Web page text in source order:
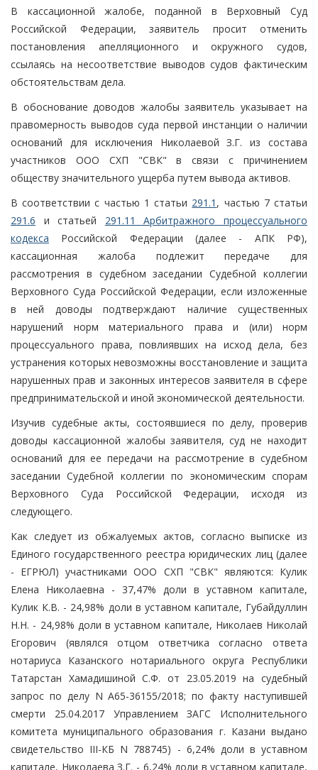
В кассационной жалобе, поданной в Верховный Суд
Российской Федерации, заявитель просит отменить
постановления апелляционного и окружного судов,
ссылаясь на несоответствие выводов судов фактическим
обстоятельствам дела.
В обоснование доводов жалобы заявитель указывает на
правомерность выводов суда первой инстанции о наличии
оснований для исключения Николаевой З.Г. из состава
участников ООО СХП "СВК" в связи с причинением
обществу значительного ущерба путем вывода активов.
В соответствии с частью 1 статьи 291.1 , частью 7 статьи
291.6 и статьей 291.11 Арбитражного процессуального
кодекса Российской Федерации (далее - АПК РФ),
кассационная жалоба подлежит передаче для
рассмотрения в судебном заседании Судебной коллегии
Верховного Суда Российской Федерации, если изложенные
в ней доводы подтверждают наличие существенных
нарушений норм материального права и (или) норм
процессуального права, повлиявших на исход дела, без
устранения которых невозможны восстановление и защита
нарушенных прав и законных интересов заявителя в сфере
предпринимательской и иной экономической деятельности.
Изучив судебные акты, состоявшиеся по делу, проверив
доводы кассационной жалобы заявителя, суд не находит
оснований для ее передачи на рассмотрение в судебном
заседании Судебной коллегии по экономическим спорам
Верховного Суда Российской Федерации, исходя из
следующего.
Как следует из обжалуемых актов, согласно выписке из
Единого государственного реестра юридических лиц (далее
- ЕГРЮЛ) участниками ООО СХП "СВК" являются: Кулик
Елена Николаевна - 37,47% доли в уставном капитале,
Кулик К.В. - 24,98% доли в уставном капитале, Губайдуллин
Н.Н. - 24,98% доли в уставном капитале, Николаев Николай
Егорович (являлся отцом ответчика согласно ответа
нотариуса Казанского нотариального округа Республики
Татарстан Хамадишиной С.Ф. от 23.05.2019 на судебный
запрос по делу N А65-36155/2018; по факту наступившей
смерти 25.04.2017 Управлением ЗАГС Исполнительного
комитета муниципального образования г. Казани выдано
свидетельство III-КБ N 788745) - 6,24% доли в уставном
капитале, Николаева З.Г. - 6,24% доли в уставном капитале,